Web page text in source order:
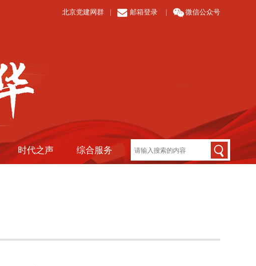
北京党建网群 邮箱登录 微信公众号
时代之声 综合服务